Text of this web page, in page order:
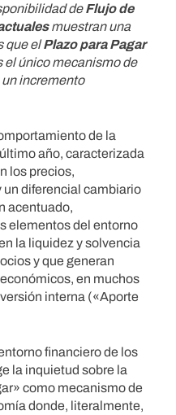
deFlujo de
muestran una
que elPlazo para Pagar
el único mecanismo de
incremento
de la
año, caracterizada
los precios,
diferencial cambiario
acentuado,
elementos del entorno
la liquidez y solvencia
y que generan
en muchos
interna («Aporte
financiero de los
la inquietud sobre la
como mecanismo de
donde, literalmente,